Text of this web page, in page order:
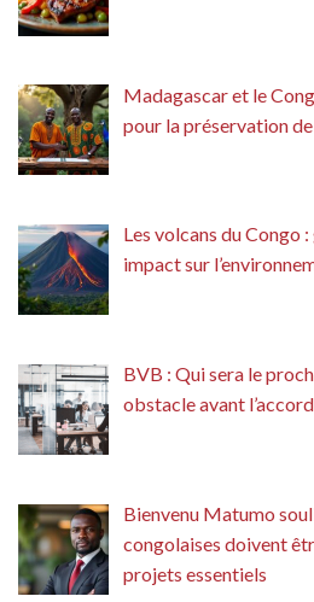
Madagascar et le
pour la préservation
Les volcans du Congo
impact sur
BVB : Qui sera le
obstacle avant
Bienvenu Matumo
congolaises doivent
projets essentiels